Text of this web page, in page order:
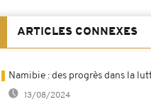
ARTICLES CONNEXES
Namibie : des progrès dans la
13/08/2024